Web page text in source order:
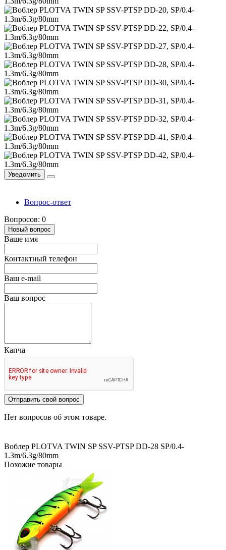
Уведомить
Вопрос-ответ
Вопросов: 0
Новый вопрос
Ваше имя
Контактный телефон
Ваш e-mail
Ваш вопрос
Капча
Отправить свой вопрос
Нет вопросов об этом товаре.
Воблер PLOTVA TWIN SP SSV-PTSP DD-28 SP/0.4-
1.3m/6.3g/80mm
Похожие товары